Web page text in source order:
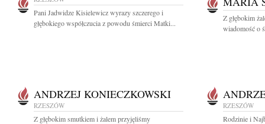
Pani Jadwidze Kisielewicz wyrazy szczerego i
głębokiego współczucia z powodu śmierci Matki...
Z głębokim
wiadomość o
ANDRZEJ KONIECZKOWSKI
RZESZÓW
Z głębokim smutkiem i żalem przyjęliśmy
RZESZÓW
Rodzinie i